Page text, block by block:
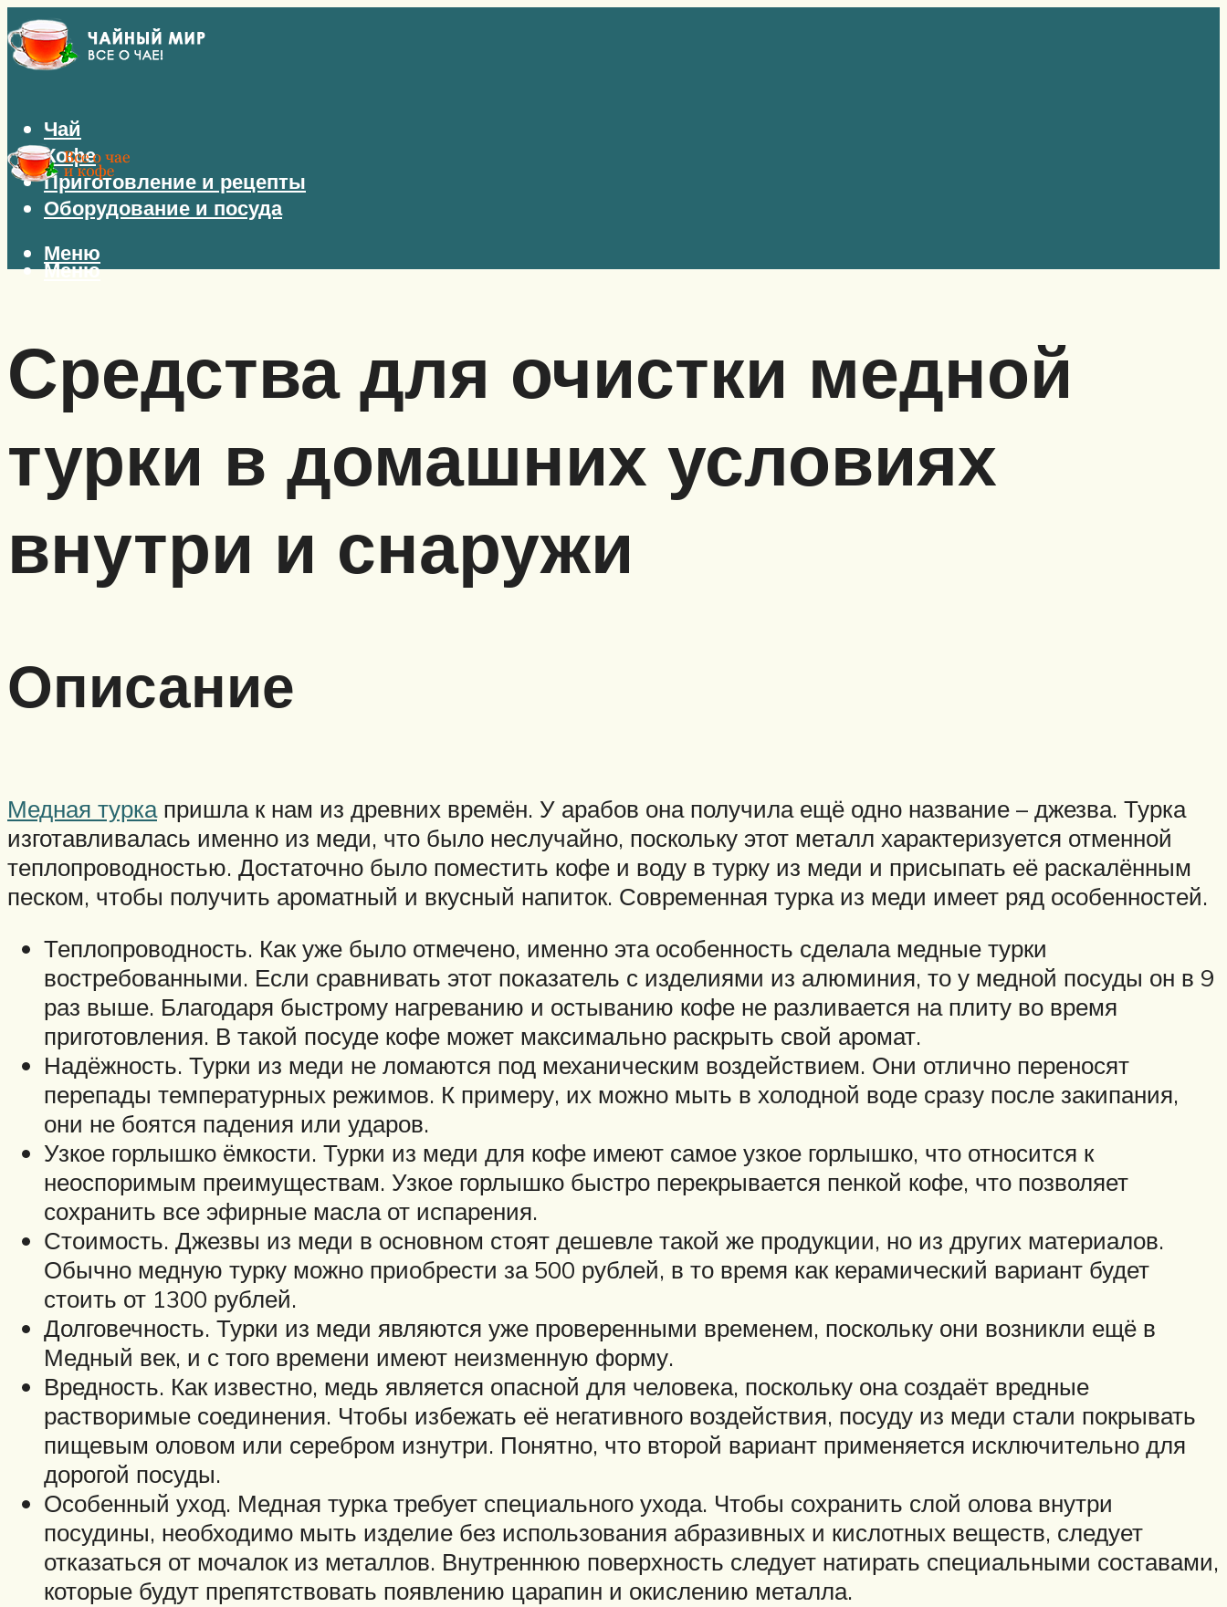
Чай
Кофе
Приготовление и рецепты
Оборудование и посуда
Меню
Меню
Средства для очистки медной
турки в домашних условиях
внутри и снаружи
Описание
Медная туркапришла к нам из древних времён. У арабов она получила ещё одно название – джезва. Турка
изготавливалась именно из меди, что было неслучайно, поскольку этот металл характеризуется отменной
теплопроводностью. Достаточно было поместить кофе и воду в турку из меди и присыпать её раскалённым
песком, чтобы получить ароматный и вкусный напиток. Современная турка из меди имеет ряд особенностей.
Теплопроводность. Как уже было отмечено, именно эта особенность сделала медные турки
востребованными. Если сравнивать этот показатель с изделиями из алюминия, то у медной посуды он в 9
раз выше. Благодаря быстрому нагреванию и остыванию кофе не разливается на плиту во время
приготовления. В такой посуде кофе может максимально раскрыть свой аромат.
Надёжность. Турки из меди не ломаются под механическим воздействием. Они отлично переносят
перепады температурных режимов. К примеру, их можно мыть в холодной воде сразу после закипания,
они не боятся падения или ударов.
Узкое горлышко ёмкости. Турки из меди для кофе имеют самое узкое горлышко, что относится к
неоспоримым преимуществам. Узкое горлышко быстро перекрывается пенкой кофе, что позволяет
сохранить все эфирные масла от испарения.
Стоимость. Джезвы из меди в основном стоят дешевле такой же продукции, но из других материалов.
Обычно медную турку можно приобрести за 500 рублей, в то время как керамический вариант будет
стоить от 1300 рублей.
Долговечность. Турки из меди являются уже проверенными временем, поскольку они возникли ещё в
Медный век, и с того времени имеют неизменную форму.
Вредность. Как известно, медь является опасной для человека, поскольку она создаёт вредные
растворимые соединения. Чтобы избежать её негативного воздействия, посуду из меди стали покрывать
пищевым оловом или серебром изнутри. Понятно, что второй вариант применяется исключительно для
дорогой посуды.
Особенный уход. Медная турка требует специального ухода. Чтобы сохранить слой олова внутри
посудины, необходимо мыть изделие без использования абразивных и кислотных веществ, следует
отказаться от мочалок из металлов. Внутреннюю поверхность следует натирать специальными составами,
которые будут препятствовать появлению царапин и окислению металла.